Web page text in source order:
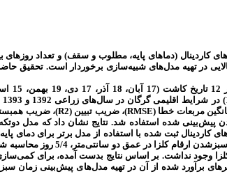
کاردینال (دماهای پایه، مطلوب و سقف) و تعداد روزهای
در تهیه مدل‌های شبیه‌سازی برخوردار است. تحقیق
مربعات خطا (RMSE)، ضریب تبیین (R2)، ضریب
شده استفاده شد. نتایج نشان داد که مدل
ثبت شده با استفاده از مدل برتر برای دمای
2/3، 8/26 و 40 درجه سانتی‌گراد بودند. تعداد روز
کلزا وجود نداشت. بر اساس نتایج بدست آمده، برای
برآورد شده از آن در تهیه مدل‌های پیش‌بینی زمان